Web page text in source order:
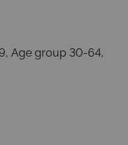
Age group 30-64,